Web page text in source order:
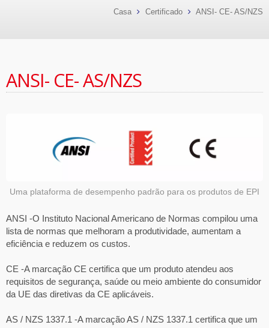
Casa Certificado ANSI- CE- AS/NZS
ANSI- CE- AS/NZS
Uma plataforma de desempenho padrão para os produtos de EPI
ANSI -O Instituto Nacional Americano de Normas compilou uma
lista de normas que melhoram a produtividade, aumentam a
eficiência e reduzem os custos.
CE -A marcação CE certifica que um produto atendeu aos
requisitos de segurança, saúde ou meio ambiente do consumidor
da UE das diretivas da CE aplicáveis.
AS / NZS 1337.1 -A marcação AS / NZS 1337.1 certifica que um